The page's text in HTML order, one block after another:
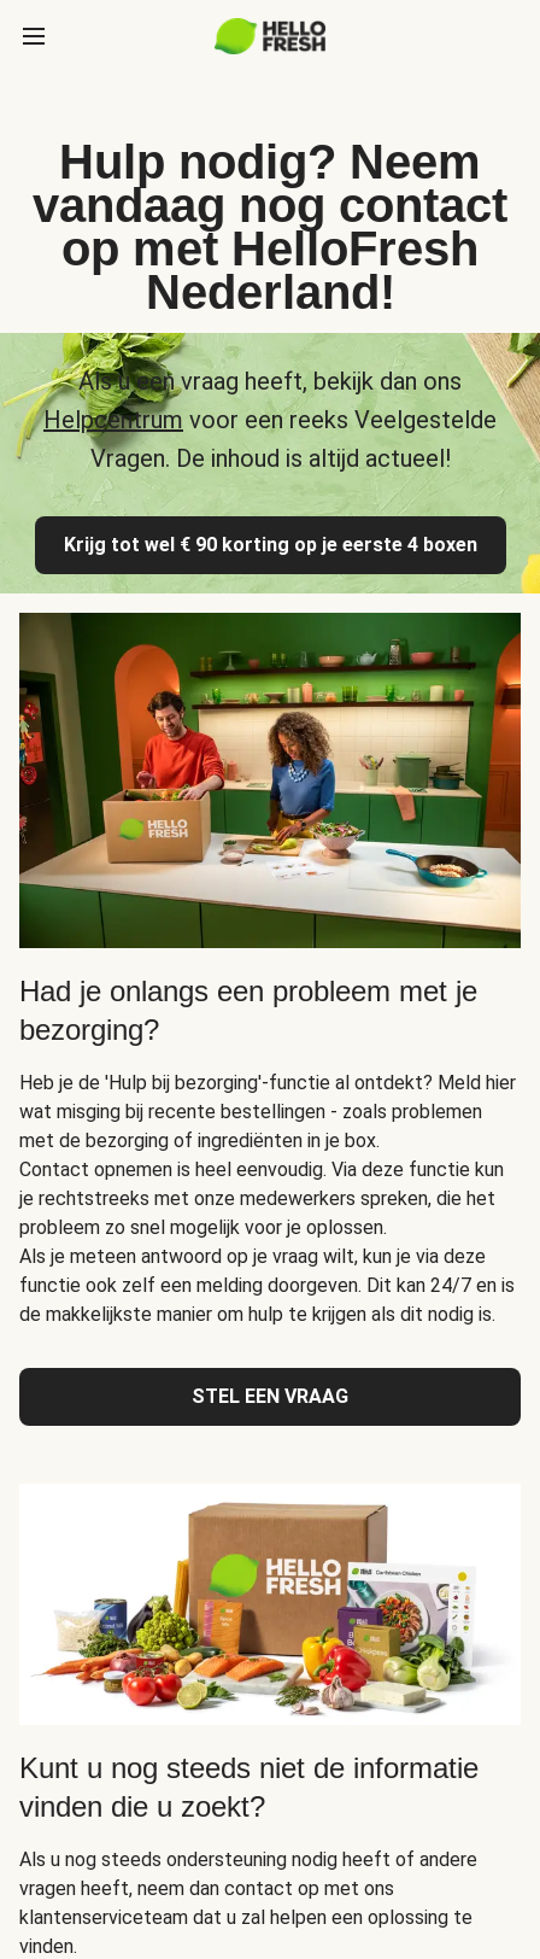
Hulp nodig? Neem
vandaag nog contact
op met HelloFresh
Nederland!
Als u een vraag heeft, bekijk dan ons
Helpcentrum voor een reeks Veelgestelde
Vragen. De inhoud is altijd actueel!
Krijg tot wel € 90 korting op je eerste 4 boxen
Had je onlangs een probleem met je
bezorging?
Heb je de 'Hulp bij bezorging'-functie al ontdekt? Meld hier
wat misging bij recente bestellingen - zoals problemen
met de bezorging of ingrediënten in je box.
Contact opnemen is heel eenvoudig. Via deze functie kun
je rechtstreeks met onze medewerkers spreken, die het
probleem zo snel mogelijk voor je oplossen.
Als je meteen antwoord op je vraag wilt, kun je via deze
functie ook zelf een melding doorgeven. Dit kan 24/7 en is
de makkelijkste manier om hulp te krijgen als dit nodig is.
STEL EEN VRAAG
Kunt u nog steeds niet de informatie
vinden die u zoekt?
Als u nog steeds ondersteuning nodig heeft of andere
vragen heeft, neem dan contact op met ons
klantenserviceteam dat u zal helpen een oplossing te
vinden.